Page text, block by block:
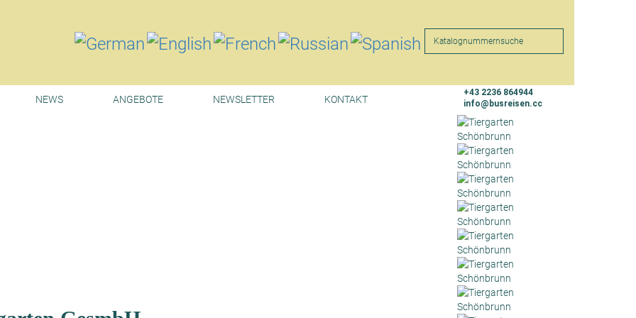
NEWS ANGEBOTE NEWSLETTER KONTAKT
+43 2236 864944
info@busreisen.cc